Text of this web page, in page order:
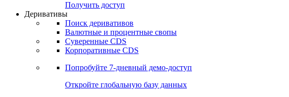
Получить доступ
Деривативы
Поиск деривативов
Валютные и процентные свопы
Суверенные CDS
Корпоративные CDS
Попробуйте 7-дневный демо-доступ
Откройте глобальную базу данных